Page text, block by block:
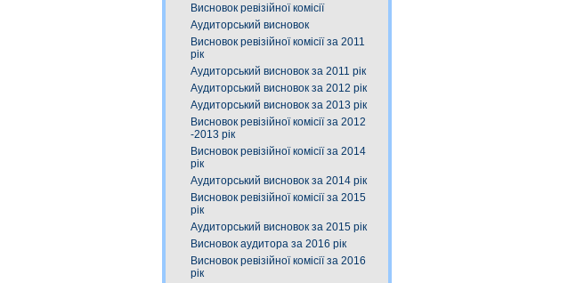
Висновок ревізійної комісії
Аудиторський висновок
Висновок ревізійної комісії за 2011
рік
Аудиторський висновок за 2011 рік
Аудиторський висновок за 2012 рік
Аудиторський висновок за 2013 рік
Висновок ревізійної комісії за 2012
-2013 рік
Висновок ревізійної комісії за 2014
рік
Аудиторський висновок за 2014 рік
Висновок ревізійної комісії за 2015
рік
Аудиторський висновок за 2015 рік
Висновок аудитора за 2016 рік
Висновок ревізійної комісії за 2016
рік